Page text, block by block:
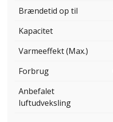
Brændetid op til
Kapacitet
Varmeeffekt (Max.)
Forbrug
Anbefalet
luftudveksling